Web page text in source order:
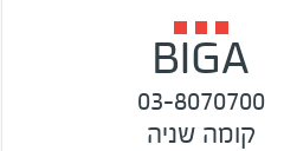
BIGA
03-8070700
קומה שניה